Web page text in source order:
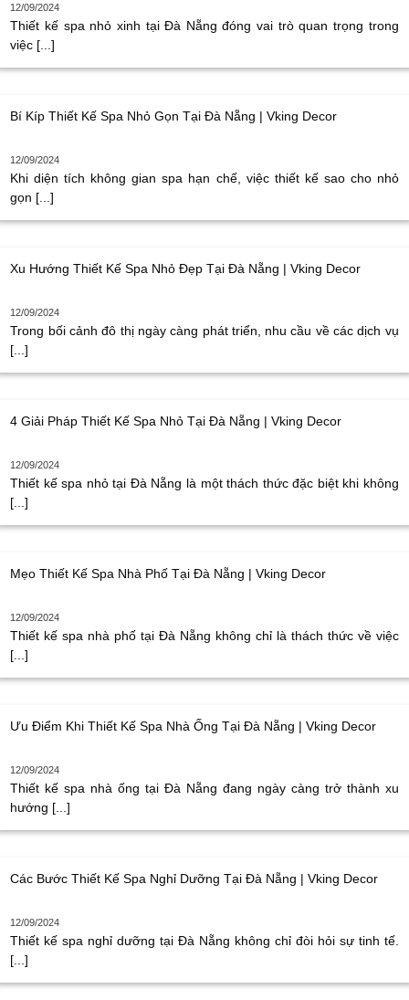
12/09/2024
Thiết kế spa nhỏ xinh tại Đà Nẵng đóng vai trò quan trọng trong
việc [...]
Bí Kíp Thiết Kế Spa Nhỏ Gọn Tại Đà Nẵng | Vking Decor
12/09/2024
Khi diện tích không gian spa hạn chế, việc thiết kế sao cho nhỏ
gọn [...]
Xu Hướng Thiết Kế Spa Nhỏ Đẹp Tại Đà Nẵng | Vking Decor
12/09/2024
Trong bối cảnh đô thị ngày càng phát triển, nhu cầu về các dịch vụ
[...]
4 Giải Pháp Thiết Kế Spa Nhỏ Tại Đà Nẵng | Vking Decor
12/09/2024
Thiết kế spa nhỏ tại Đà Nẵng là một thách thức đặc biệt khi không
[...]
Mẹo Thiết Kế Spa Nhà Phố Tại Đà Nẵng | Vking Decor
12/09/2024
Thiết kế spa nhà phố tại Đà Nẵng không chỉ là thách thức về việc
[...]
Ưu Điểm Khi Thiết Kế Spa Nhà Ống Tại Đà Nẵng | Vking Decor
12/09/2024
Thiết kế spa nhà ống tại Đà Nẵng đang ngày càng trở thành xu
hướng [...]
Các Bước Thiết Kế Spa Nghỉ Dưỡng Tại Đà Nẵng | Vking Decor
12/09/2024
Thiết kế spa nghỉ dưỡng tại Đà Nẵng không chỉ đòi hỏi sự tinh tế.
[...]